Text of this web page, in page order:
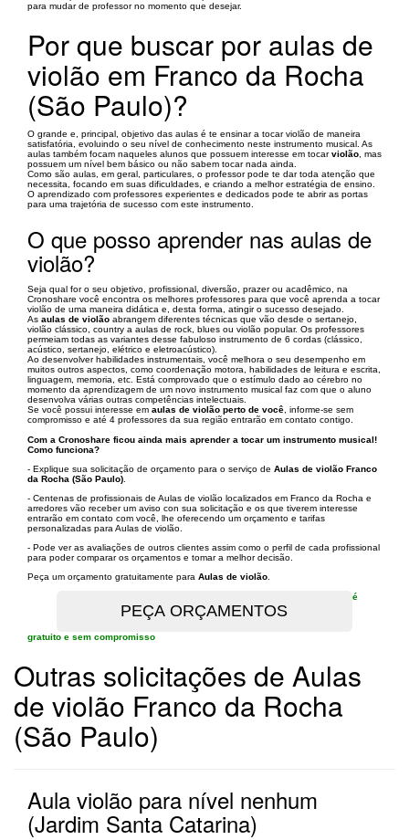
para mudar de professor no momento que desejar.
Por que buscar por aulas de
violão em Franco da Rocha
(São Paulo)?
O grande e, principal, objetivo das aulas é te ensinar a tocar violão de maneira
satisfatória, evoluindo o seu nível de conhecimento neste instrumento musical. As
aulas também focam naqueles alunos que possuem interesse em tocarviolão , mas
possuem um nível bem básico ou não sabem tocar nada ainda.
Como são aulas, em geral, particulares, o professor pode te dar toda atenção que
necessita, focando em suas dificuldades, e criando a melhor estratégia de ensino.
O aprendizado com professores experientes e dedicados pode te abrir as portas
para uma trajetória de sucesso com este instrumento.
O que posso aprender nas aulas de
violão?
Seja qual for o seu objetivo, profissional, diversão, prazer ou acadêmico, na
Cronoshare você encontra os melhores professores para que você aprenda a tocar
violão de uma maneira didática e, desta forma, atingir o sucesso desejado.
As aulas de violão abrangem diferentes técnicas que vão desde o sertanejo,
violão clássico, country a aulas de rock, blues ou violão popular. Os professores
permeiam todas as variantes desse fabuloso instrumento de 6 cordas (clássico,
acústico, sertanejo, elétrico e eletroacústico).
Ao desenvolver habilidades instrumentais, você melhora o seu desempenho em
muitos outros aspectos, como coordenação motora, habilidades de leitura e escrita,
linguagem, memoria, etc. Está comprovado que o estímulo dado ao cérebro no
momento da aprendizagem de um novo instrumento musical faz com que o aluno
desenvolva várias outras competências intelectuais.
Se você possui interesse em aulas de violão perto de você , informe-se sem
compromisso e até 4 professores da sua região entrarão em contato contigo.
Com a Cronoshare ficou ainda mais aprender a tocar um instrumento musical!
Como funciona?
- Explique sua solicitação de orçamento para o serviço de Aulas de violão Franco
da Rocha (São Paulo)
- Centenas de profissionais de Aulas de violão localizados em Franco da Rocha e
arredores vão receber um aviso con sua solicitação e os que tiverem interesse
entrarão em contato com você, lhe oferecendo um orçamento e tarifas
personalizadas para Aulas de violão.
- Pode ver as avaliações de outros clientes assim como o perfil de cada profissional
para poder comparar os orçamentos e tomar a melhor decisão.
Peça um orçamento gratuitamente para Aulas de violão
é
gratuito e sem compromisso
Outras solicitações de Aulas
de violão Franco da Rocha
(São Paulo)
Aula violão para nível nenhum
(Jardim Santa Catarina)